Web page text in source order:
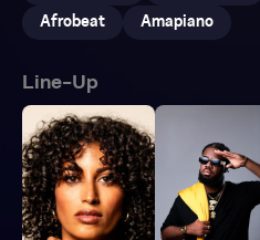
Afrobeat Amapiano
Line-Up